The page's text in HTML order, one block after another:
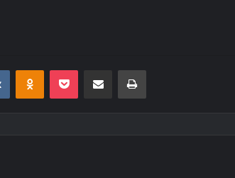
VKontakteOdnoklassniki
Pocket E-Posta ile paylaş Yazdır